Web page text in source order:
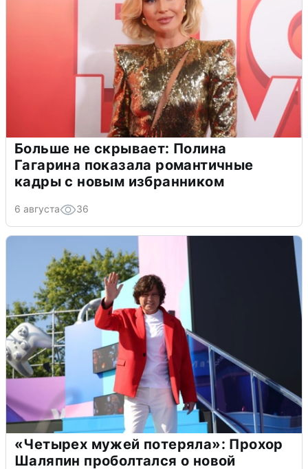
Больше не скрывает: Полина
Гагарина показала романтичные
кадры с новым избранником
6 августа 36
«Четырех мужей потеряла»: Прохор
Шаляпин проболтался о новой